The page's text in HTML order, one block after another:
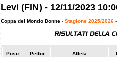
Levi (FIN) - 12/11/2023
Coppa del Mondo Donne - Stagione 2025/2026
Posiz. Pettor. Atleta